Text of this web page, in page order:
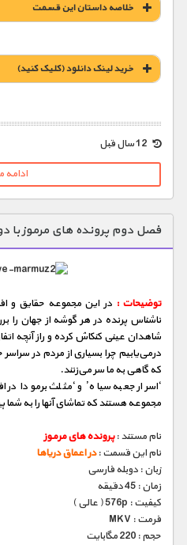
خلاصه داستان این قسمت
خريد لينک دانلود (کليک کنيد)
1900 تومان – خريد لينک دانلود (افزودن به سبد خريد)
ادامه
فصل دوم پرونده های مرموز با
توضیحات :در این مجموعه حقایق و
ناشناس پرنده در هر گوشه از جهان
شاهدان عینی كنكاش كرده و راز آنچه
درمی‌یابیم چرا بسیاری از مردم در سراسر
که گاهی به ما سر می‌زنند.
‘اسرار جعبه سیاه’ و ‘مثلث برمودا
مجموعه هستند که تماشای آنها را به شما
نام مستند :پرونده های مرموز
نام این قسمت :در اعماق دریاها
زبان : دوبله فارسی
زمان : 45 دقیقه
کیفیت : 576p ( عالی )
فرمت : MKV
حجم : 220 مگابایت